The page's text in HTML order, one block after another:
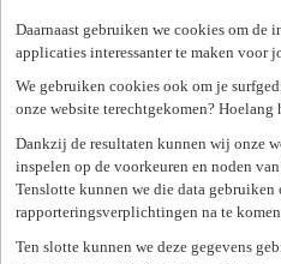
Daarnaast gebruiken we cookies om de
applicaties interessanter te maken voor
We gebruiken cookies ook om je
onze website terechtgekomen? Hoelang
Dankzij de resultaten kunnen wij onze
inspelen op de voorkeuren en noden
Tenslotte kunnen we die data gebruiken
rapporteringsverplichtingen na te
Ten slotte kunnen we deze gegevens
Bekijk vacature
Nieuw
Adjunct-Apotheker
9880 Aalter
Optie vast contract
3.500,00 -
Gepubliceerd op 06/08/2026
Bekijk vacature
Nieuw